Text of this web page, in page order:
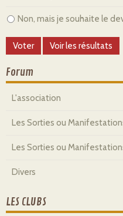
Non, mais je souhaite le
Forum
L'association
Les Sorties ou
Les Sorties ou
Divers
LES CLUBS